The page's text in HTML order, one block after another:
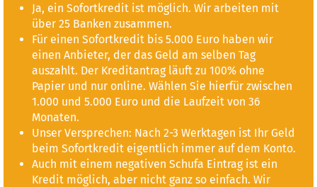
Ja, ein Sofortkredit ist möglich. Wir arbeiten mit
über 25 Banken zusammen.
Für einen Sofortkredit bis 5.000 Euro haben wir
einen Anbieter, der das Geld am selben Tag
auszahlt. Der Kreditantrag läuft zu 100% ohne
Papier und nur online. Wählen Sie hierfür zwischen
1.000 und 5.000 Euro und die Laufzeit von 36
Monaten.
Unser Versprechen: Nach 2-3 Werktagen ist Ihr Geld
beim Sofortkredit eigentlich immer auf dem Konto.
Auch mit einem negativen Schufa Eintrag ist ein
Kredit möglich, aber nicht ganz so einfach. Wir